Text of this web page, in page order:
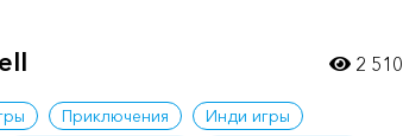
Приключения
Инди игры
2 510